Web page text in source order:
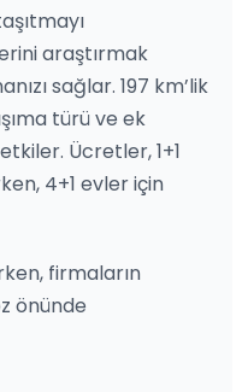
araştırmak
sağlar. 197 km’lik
türü ve ek
Ücretler, 1+1
4+1 evler için
firmaların
önünde